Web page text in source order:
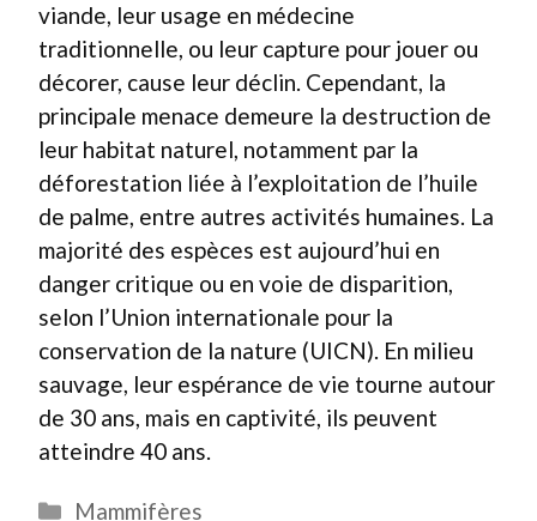
viande, leur usage en médecine
traditionnelle, ou leur capture pour jouer ou
décorer, cause leur déclin. Cependant, la
principale menace demeure la destruction de
leur habitat naturel, notamment par la
déforestation liée à l’exploitation de l’huile
de palme, entre autres activités humaines. La
majorité des espèces est aujourd’hui en
danger critique ou en voie de disparition,
selon l’Union internationale pour la
conservation de la nature (UICN). En milieu
sauvage, leur espérance de vie tourne autour
de 30 ans, mais en captivité, ils peuvent
atteindre 40 ans.
Catégories
Mammifères